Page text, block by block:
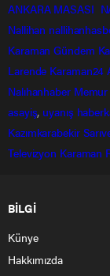
ANKARA MASASI
Nallihan
Karaman Gündem
Larende Karaman24
Nalıhanhaber Memur
asayiş, uyanış
Kazımkarabekir
Televizyon Karaman
BİLGİ
Künye
Hakkımızda